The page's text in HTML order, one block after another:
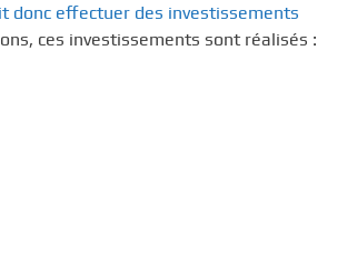
donc effectuer des investissements
ces investissements sont réalisés :